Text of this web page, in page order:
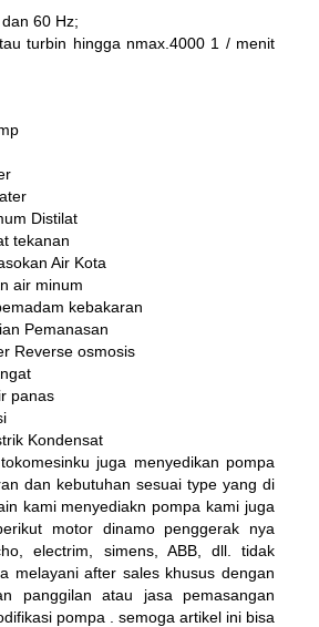
60 Hz;
turbin hingga nmax.4000 1 / menit
Distilat
tekanan
Air Kota
air minum
kebakaran
Pemanasan
Reverse osmosis
panas
Kondensat
juga menyedikan pompa
dan kebutuhan sesuai type yang di
kami menyediakn pompa kami juga
motor dinamo penggerak nya
electrim, simens, ABB, dll. tidak
melayani after sales khusus dengan
panggilan atau jasa pemasangan
pompa . semoga artikel ini bisa